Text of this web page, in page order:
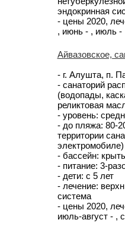
эндокринная
- цены 2020,
, июнь - , июль -
Айвазовское,
- г. Алушта, п.
- санаторий
(водопады,
реликтовая
- уровень:
- до пляжа: 80-
территории
электромобиле)
- бассейн:
- питание: 3-
- дети: с 5 лет
- лечение:
система
- цены 2020,
июль-август - ,